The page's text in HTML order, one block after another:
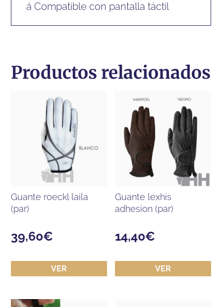
á Compatible con pantalla táctil
Productos relacionados
guante roeckl laila
(par)
39,60€
VER
guante lexhis
adhesion (par)
14,40€
VER